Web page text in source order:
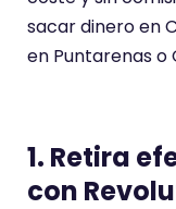
sacar dinero en
en Puntarenas o
1. Retira
con